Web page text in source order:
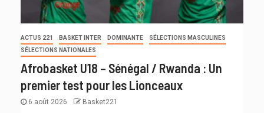
ACTUS 221 BASKET INTER DOMINANTE
SÉLECTIONS MASCULINES
SÉLECTIONS NATIONALES
Afrobasket U18 – Sénégal / Rwanda : Un
premier test pour les Lionceaux
6 août 2026 Basket221